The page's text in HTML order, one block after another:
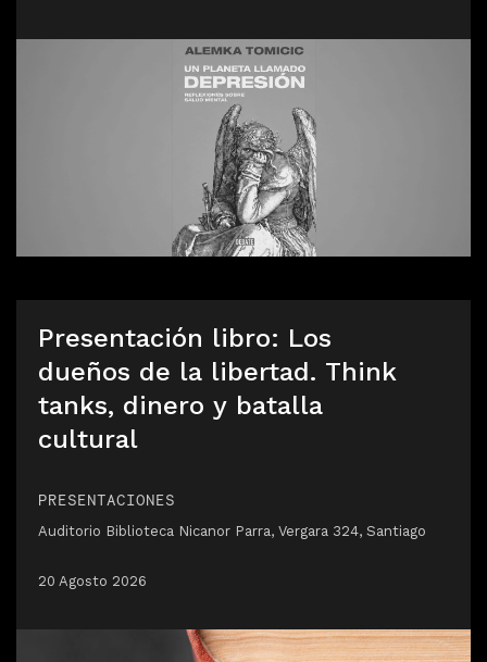
Presentación libro: Los
dueños de la libertad. Think
tanks, dinero y batalla
cultural
PRESENTACIONES
Auditorio Biblioteca Nicanor Parra, Vergara 324, Santiago
20 Agosto 2026